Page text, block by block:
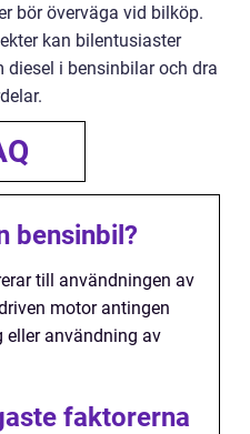
bör överväga vid bilköp.
kan bilentusiaster
i bensinbilar och dra
bensinbil?
till användningen av
motor antingen
användning av
faktorerna